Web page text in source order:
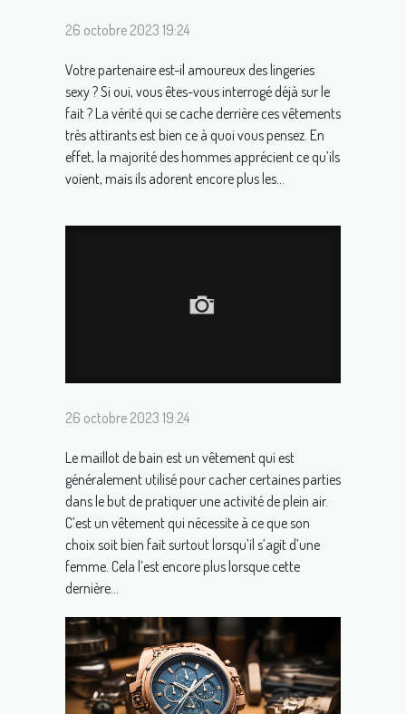
26 octobre 2023 19:24
Votre partenaire est-il amoureux des lingeries
sexy ? Si oui, vous êtes-vous interrogé déjà sur le
fait ? La vérité qui se cache derrière ces vêtements
très attirants est bien ce à quoi vous pensez. En
effet, la majorité des hommes apprécient ce qu’ils
voient, mais ils adorent encore plus les...
26 octobre 2023 19:24
Le maillot de bain est un vêtement qui est
généralement utilisé pour cacher certaines parties
dans le but de pratiquer une activité de plein air.
C’est un vêtement qui nécessite à ce que son
choix soit bien fait surtout lorsqu’il s’agit d’une
femme. Cela l’est encore plus lorsque cette
dernière...